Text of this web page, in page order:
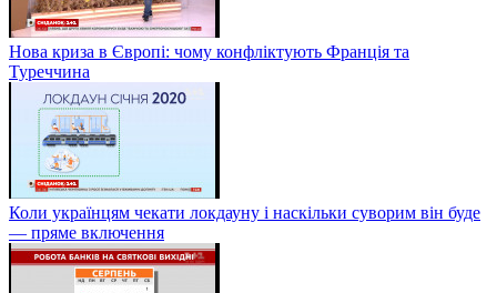
Нова криза в Європі: чому конфліктують Франція та
Туреччина
Коли українцям чекати локдауну і наскільки суворим він буде
— пряме включення